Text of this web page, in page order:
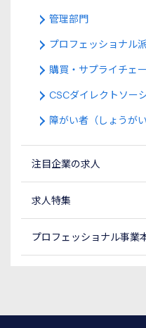
管理部門
プロフェッショナル
購買・サプライチェ
CSCダイレクトソー
障がい者（しょうが
注目企業の求人
求人特集
プロフェッショナル事業